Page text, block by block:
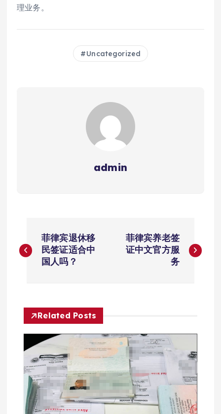
理业务。
Uncategorized
admin
章
航
菲律宾退休移
民签证适合中
国人吗？
菲律宾养老签
证中文官方服
务
Related Posts